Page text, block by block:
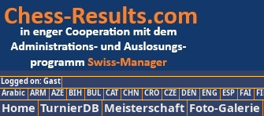
Logged on: Gast
Arabic ARM AZE BIH BUL CAT CHN CRO CZE DEN ENG ESP FAI
Home TurnierDB Meisterschaft Foto-Galerie